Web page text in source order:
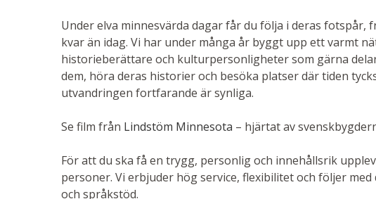
Under elva minnesvärda dagar får du följa i deras fotspår,
kvar än idag. Vi har under många år byggt upp ett varmt
historieberättare och kulturpersonligheter som gärna
dem, höra deras historier och besöka platser där tiden
utvandringen fortfarande är synliga.
Se film från Lindstöm Minnesota – hjärtat av
För att du ska få en trygg, personlig och innehållsrik
personer. Vi erbjuder hög service, flexibilitet och följer
och språkstöd.